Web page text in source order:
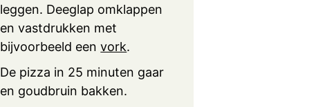
leggen. Deeglap omklappen
en vastdrukken met
bijvoorbeeld eenvork.
De pizza in 25 minuten gaar
en goudbruin bakken.